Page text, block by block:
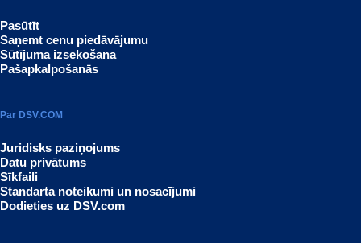
Pasūtīt
Saņemt cenu piedāvājumu
Sūtījuma izsekošana
Pašapkalpošanās
Par DSV.COM
Juridisks paziņojums
Datu privātums
Sīkfaili
Standarta noteikumi un nosacījumi
Dodieties uz DSV.com